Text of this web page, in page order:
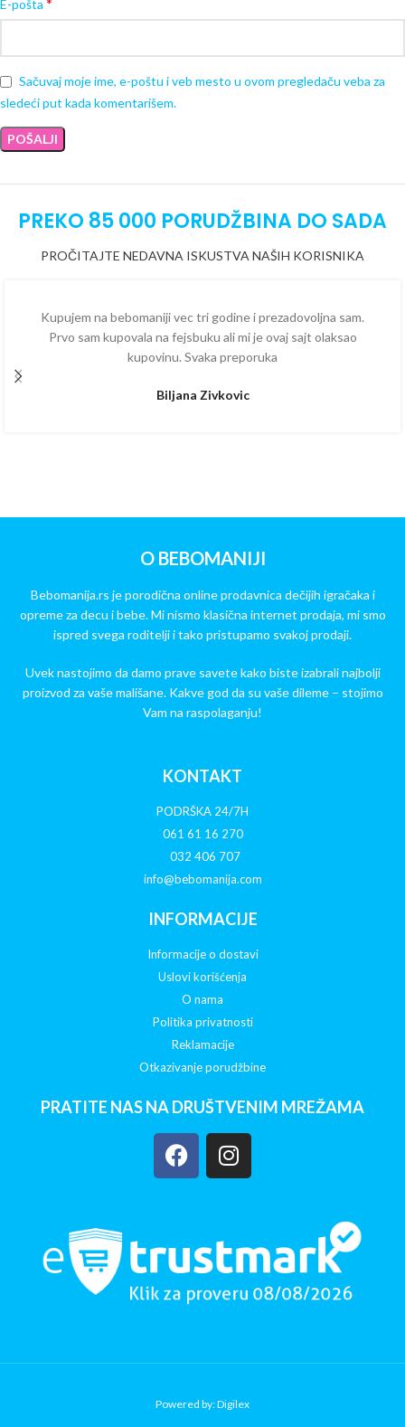
E-pošta
Sačuvaj moje ime, e-poštu i veb mesto u ovom pregledaču veba za
sledeći put kada komentarišem.
PREKO 85 000 PORUDŽBINA DO SADA
PROČITAJTE NEDAVNA ISKUSTVA NAŠIH KORISNIKA
Kupujem na bebomaniji vec tri godine i prezadovoljna sam.
Prvo sam kupovala na fejsbuku ali mi je ovaj sajt olaksao
kupovinu. Svaka preporuka
Biljana Zivkovic
O BEBOMANIJI
Bebomanija.rs je porodična online prodavnica dečijih igračaka i
opreme za decu i bebe. Mi nismo klasična internet prodaja, mi smo
ispred svega roditelji i tako pristupamo svakoj prodaji.
Uvek nastojimo da damo prave savete kako biste izabrali najbolji
proizvod za vaše mališane. Kakve god da su vaše dileme – stojimo
Vam na raspolaganju!
KONTAKT
PODRŠKA 24/7H
061 61 16 270
032 406 707
info@bebomanija.com
INFORMACIJE
Informacije o dostavi
Uslovi korišćenja
O nama
Politika privatnosti
Reklamacije
Otkazivanje porudžbine
PRATITE NAS NA DRUŠTVENIM MREŽAMA
Powered by: Digilex